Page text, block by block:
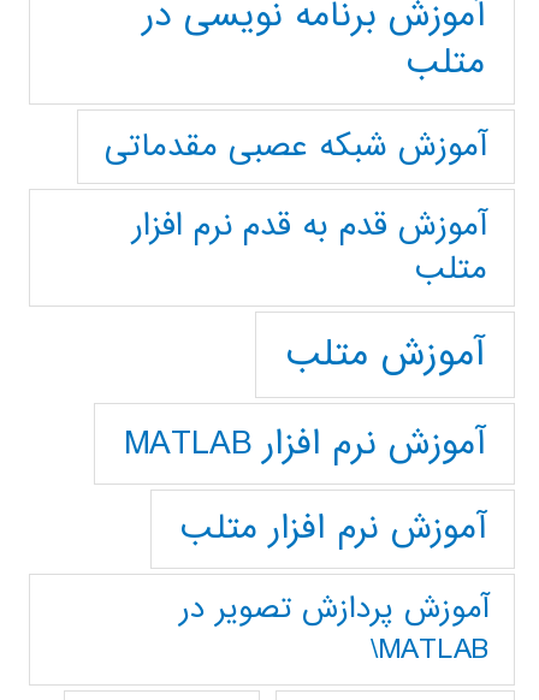
آموزش برنامه نویسی در
متلب
آموزش شبکه عصبی مقدماتی
آموزش قدم به قدم نرم افزار
متلب
آموزش متلب
آموزش نرم افزار MATLAB
آموزش نرم افزار متلب
آموزش پردازش تصوير در
MATLAB\